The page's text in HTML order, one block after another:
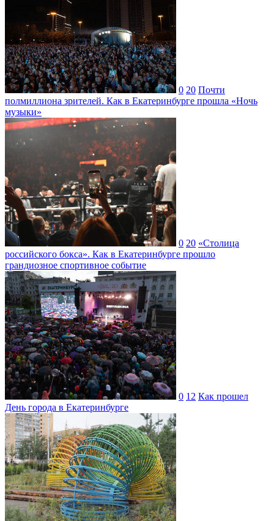
0 20 Почти
полмиллиона зрителей. Как в Екатеринбурге прошла «Ночь
музыки»
0 20 «Столица
российского бокса». Как в Екатеринбурге прошло
грандиозное спортивное событие
0 12 Как прошел
День города в Екатеринбурге